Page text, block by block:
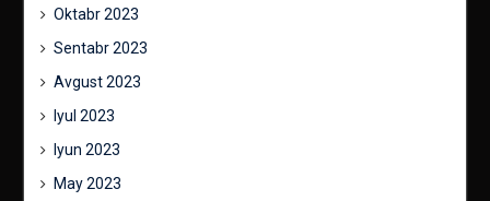
Oktabr 2023
Sentabr 2023
Avgust 2023
Iyul 2023
Iyun 2023
May 2023